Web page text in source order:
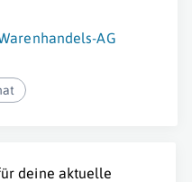
AG
deine aktuelle